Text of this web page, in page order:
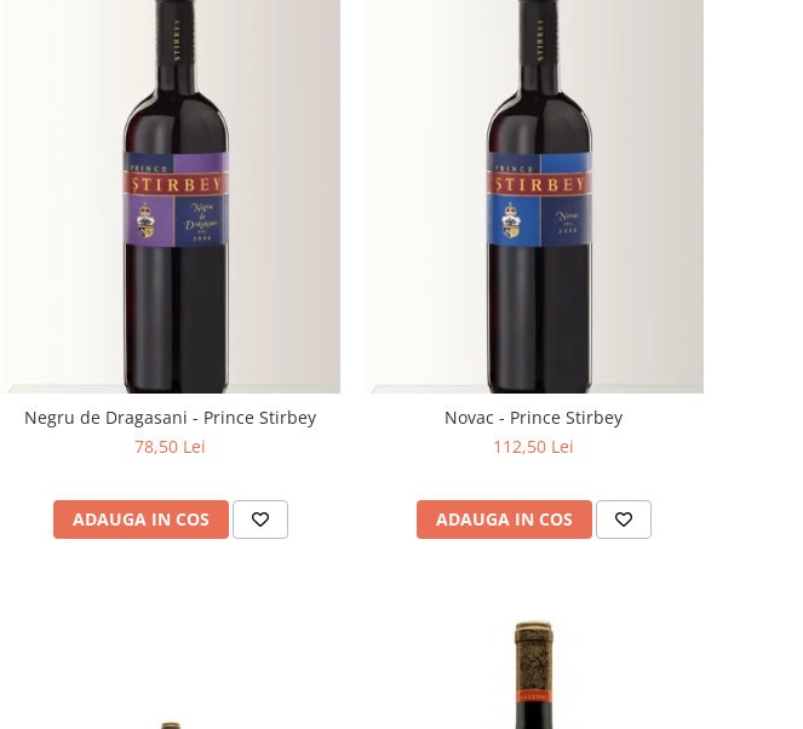
Negru de Dragasani - Prince Stirbey
78,50 Lei
ADAUGA IN COS
Novac - Prince Stirbey
112,50 Lei
ADAUGA IN COS